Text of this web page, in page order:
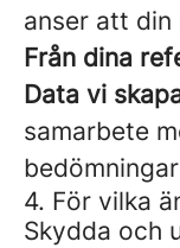
anser att
Från dina
Data vi
samarbete
4. För vilka
Skydda och